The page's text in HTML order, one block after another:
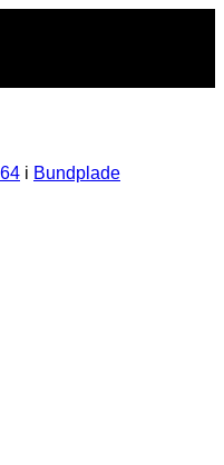
i Bundplade